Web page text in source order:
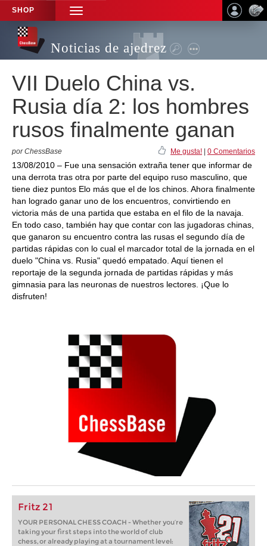
SHOP
TOGGLE
NAVIGATION
Noticias de ajedrez
VII Duelo China vs.
Rusia día 2: los hombres
rusos finalmente ganan
por ChessBase Me gusta! 0 Comentarios
13/08/2010 – Fue una sensación extraña tener que informar de
una derrota tras otra por parte del equipo ruso masculino, que
tiene diez puntos Elo más que el de los chinos. Ahora finalmente
han logrado ganar uno de los encuentros, convirtiendo en
victoria más de una partida que estaba en el filo de la navaja.
En todo caso, también hay que contar con las jugadoras chinas,
que ganaron su encuentro contra las rusas el segundo día de
partidas rápidas con lo cual el marcador total de la jornada en el
duelo "China vs. Rusia" quedó empatado. Aquí tienen el
reportaje de la segunda jornada de partidas rápidas y más
gimnasia para las neuronas de nuestros lectores. ¡Que lo
disfruten!
Fritz 21
YOUR PERSONAL CHESS COACH - Whether you’re
taking your first steps into the world of club
chess, or already playing at a tournament level: